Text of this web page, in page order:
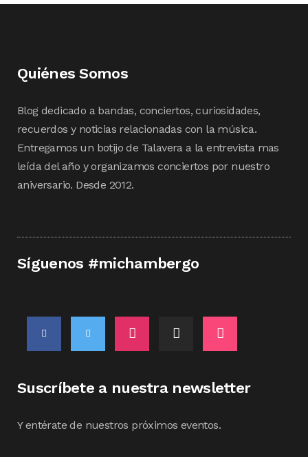
Quiénes Somos
Blog dedicado a bandas, conciertos, curiosidades,
recuerdos y noticias relacionadas con la música.
Entregamos un botijo de Talavera a la entrevista mas
leída del año y organizamos conciertos por nuestro
aniversario. Desde 2012.
Síguenos #michambergo
Suscríbete a nuestra newsletter
Y entérate de nuestros próximos eventos.